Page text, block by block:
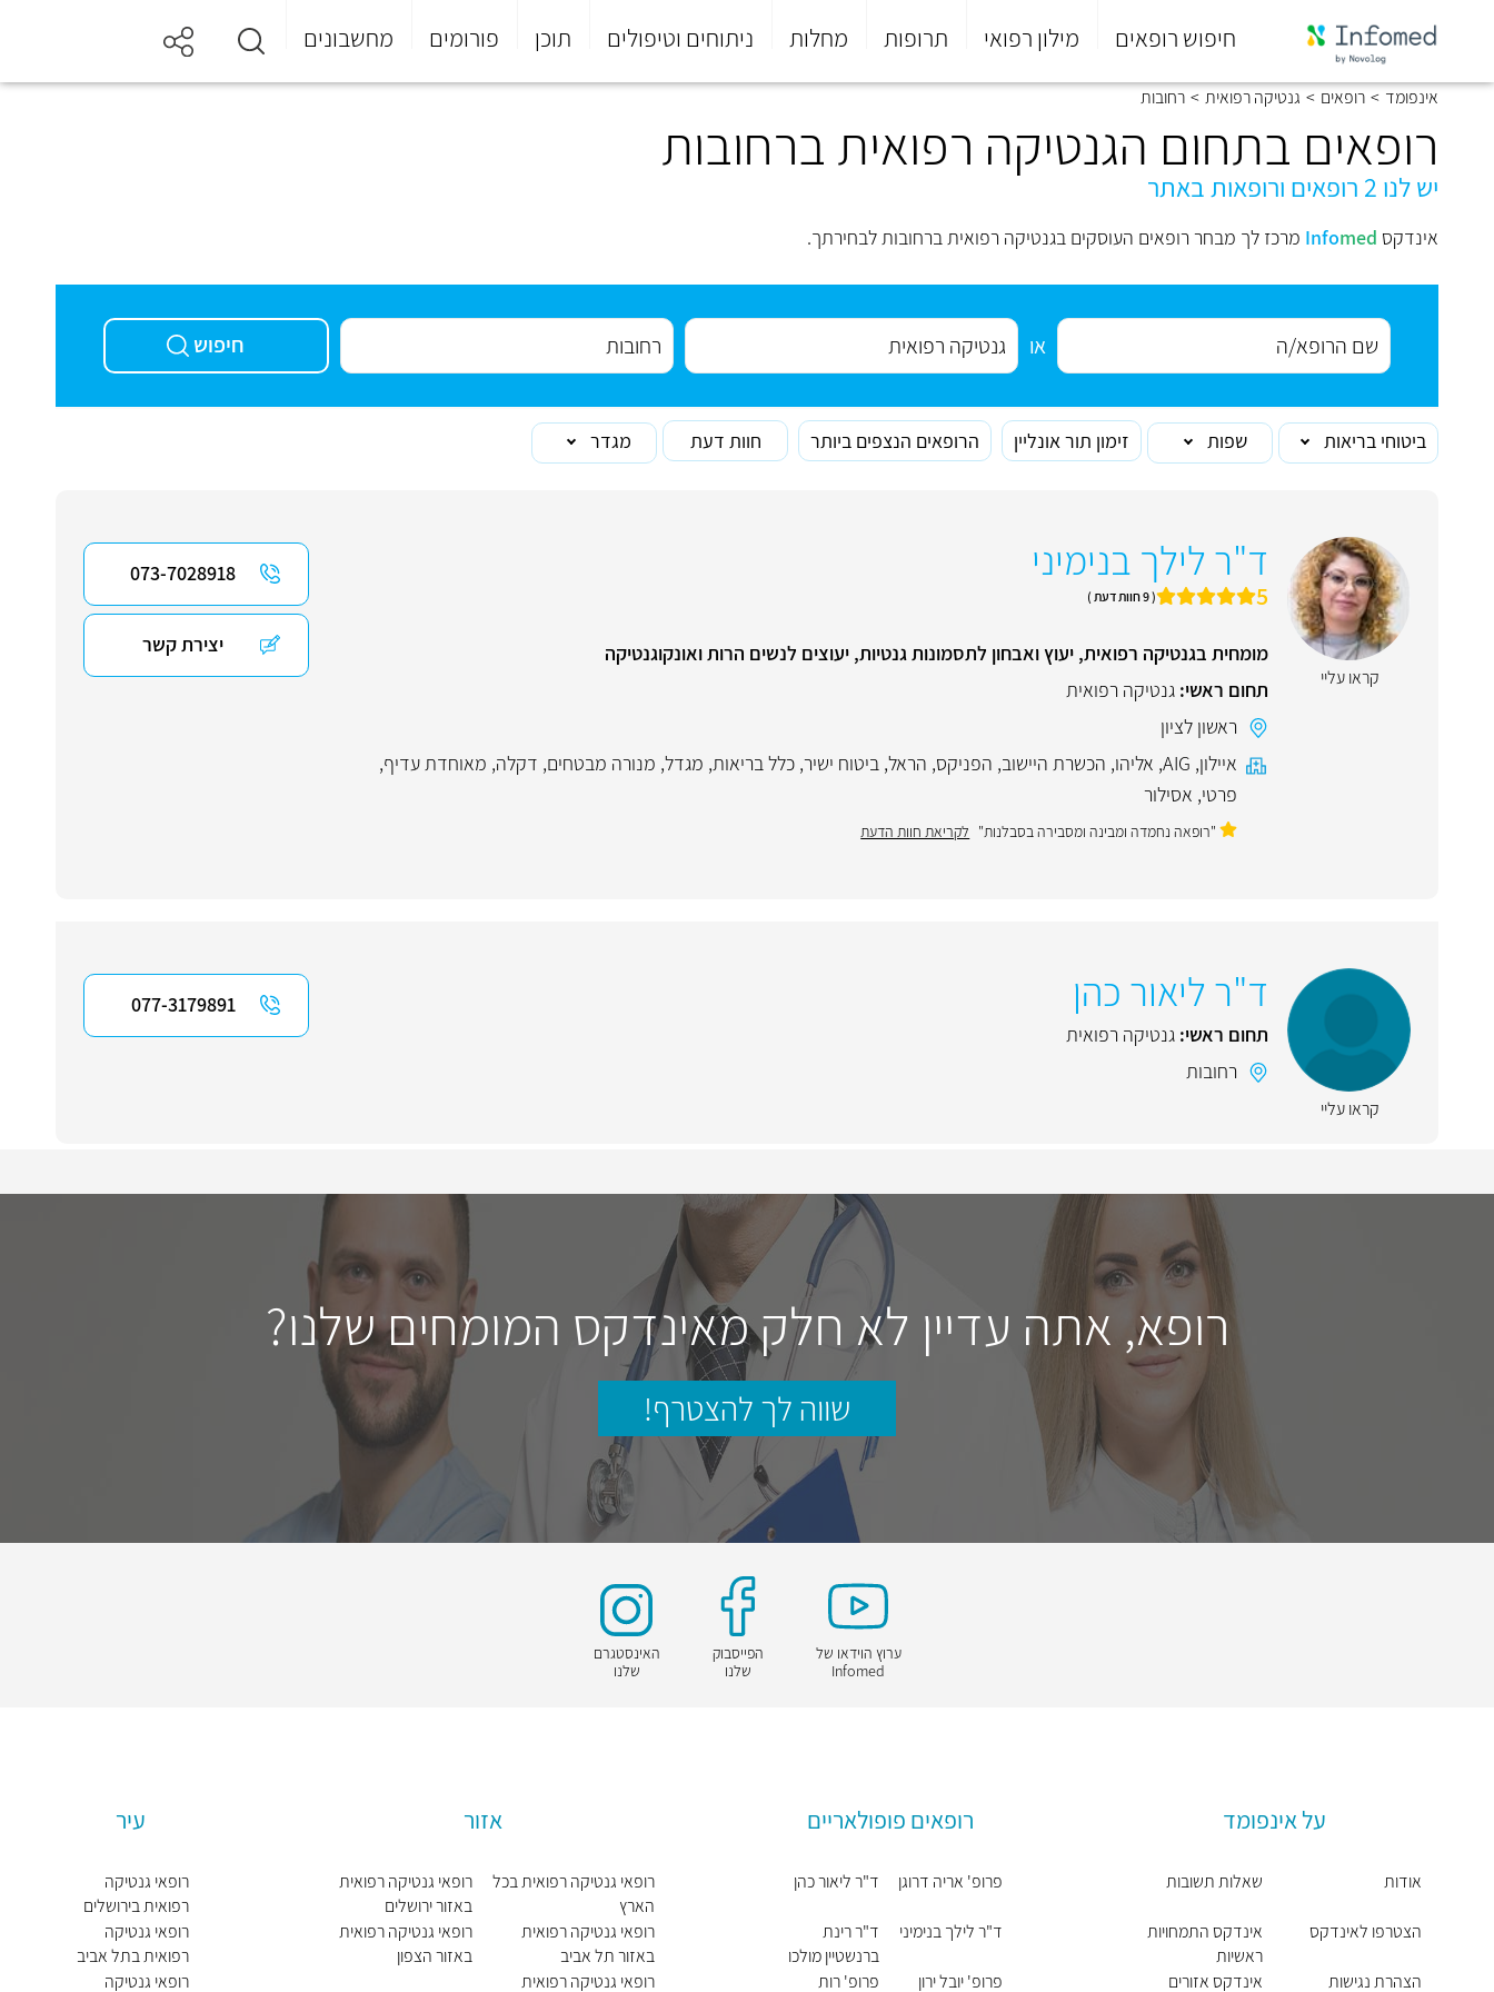
חיפוש רופאים מילון רפואי תרופות מחלות ניתוחים וטיפולים תוכן פורומים מחשבונים
סוף
התפריט
אינפומד > רופאים > גנטיקה רפואית > רחובות
רופאים בתחום הגנטיקה רפואית ברחובות
יש לנו 2 רופאים ורופאות באתר
אינדקס Infomed מרכז לך מבחר רופאים העוסקים בגנטיקה רפואית ברחובות לבחירתך.
או חיפוש
ביטוחי בריאות שפות זימון תור אונליין הרופאים הנצפים ביותר חוות דעת מגדר
קראו עליי
ד"ר לילך בנימיני
5 ( 9 חוות דעת )
מומחית בגנטיקה רפואית, יעוץ ואבחון לתסמונות גנטיות, יעוצים לנשים הרות ואונקוגנטיקה
תחום ראשי: גנטיקה רפואית
ראשון לציון
איילון,
AIG
, אליהו, הכשרת היישוב, הפניקס, הראל, ביטוח ישיר, כלל בריאות, מגדל, מנורה מבטחים, דקלה, מאוחדת עדיף,
פרטי, אסילור
"רופאה נחמדה ומבינה ומסבירה בסבלנות" לקריאת חוות הדעת
073-7028918
יצירת קשר
קראו עליי
ד"ר ליאור כהן
תחום ראשי: גנטיקה רפואית
רחובות
077-3179891
רופא, אתה עדיין לא חלק מאינדקס המומחים שלנו?
שווה לך להצטרף!
ערוץ הוידאו של
Infomed
הפייסבוק
שלנו
האינסטגרם
שלנו
על אינפומד
אודות
הצטרפו לאינדקס
הצהרת נגישות
שאלות תשובות
אינדקס התמחויות
ראשיות
אינדקס אזורים
רופאים פופולאריים
פרופ' אריה דרוגן
ד"ר לילך בנימיני
פרופ' יובל ירון
ד"ר ליאור כהן
ד"ר רינת
ברנשטיין מולכו
פרופ' רות
אזור
רופאי גנטיקה רפואית בכל
הארץ
רופאי גנטיקה רפואית
באזור תל אביב
רופאי גנטיקה רפואית
רופאי גנטיקה רפואית
באזור ירושלים
רופאי גנטיקה רפואית
באזור הצפון
עיר
רופאי גנטיקה
רפואית בירושלים
רופאי גנטיקה
רפואית בתל אביב
יפו
רופאי גנטיקה